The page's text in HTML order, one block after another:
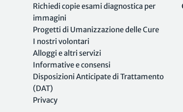
Richiedi copie esami diagnostica per
immagini
Progetti di Umanizzazione delle Cure
I nostri volontari
Alloggi e altri servizi
Informative e consensi
Disposizioni Anticipate di Trattamento
(DAT)
Privacy